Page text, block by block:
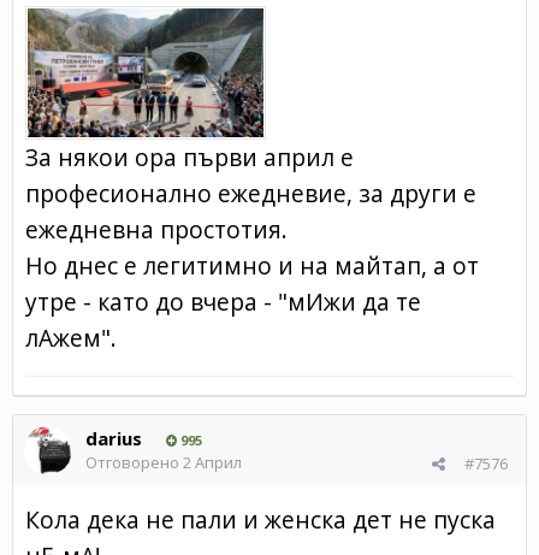
За някои ора първи април е
професионално ежедневие, за други е
ежедневна простотия.
Но днес е легитимно и на майтап, а от
утре - като до вчера - "мИжи да те
лАжем".
darius 995
#7576
Отговорено 2 Април
Кола дека не пали и женска дет не пуска